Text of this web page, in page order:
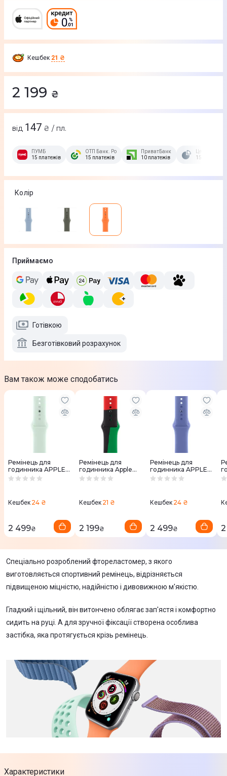
Кешбек 21 ₴
2 199 ₴
від 147 ₴ / пл.
ПУМБ
15 платежів
ОТП Банк. Розстрочка Скибочка.
15 платежів
ПриватБанк
10 платежів
15 платежів
Колір
Приймаємо
Готівкою
Безготівковий розрахунок
Вам також може сподобатись
Ремінець для
годинника APPLE
WATCH 42mm
Кешбек 24 ₴
2 499₴
Ремінець для
годинника Apple
Watch 40mm
MUQ63ZM/A
Кешбек 21 ₴
2 199₴
Ремінець для
годинника APPLE
WATCH 46mm
Кешбек 24 ₴
2 499₴
Спеціально розроблений фтореластомер, з якого
виготовляється спортивний ремінець, відрізняється
підвищеною міцністю, надійністю і дивовижною м'якістю.
Гладкий і щільний, він витончено облягає зап'ястя і комфортно
сидить на руці. А для зручної фіксації створена особлива
застібка, яка протягується крізь ремінець.
Характеристики